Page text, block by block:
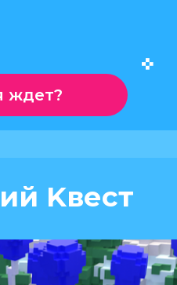
ждет?
Kвест